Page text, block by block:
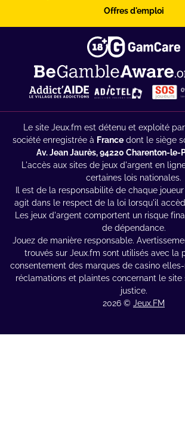
Offres d'emploi
Le site Jeux.fm est détenu et exploité
société enregistrée à Francedont le siège
Av. Jean Jaurès, 94220 Charenton-le-
L'accès aux sites de jeux d'argent en
certaines lois nationales.
Il est de la responsabilité de chaque
agit dans le respect de la loi lorsqu'il
Les jeux d'argent comportent un risque
de dépendance.
Jouez de manière responsable.
trouvés sur Jeux.fm sont utilisés avec la
consentement des marques de casino
réclamations et plaintes concernant le site
justice.
2026 © Jeux.FM